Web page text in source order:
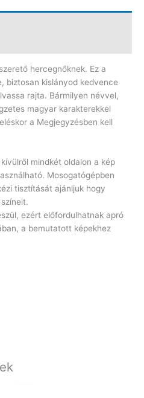
hercegnőknek. Ez a
biztosan kislányod kedvence
rajta. Bármilyen névvel,
magyar karakterekkel
a Megjegyzésben kell
mindkét oldalon a kép
Mosogatógépben
tisztítását ajánljuk hogy
ezért előfordulhatnak apró
a bemutatott képekhez